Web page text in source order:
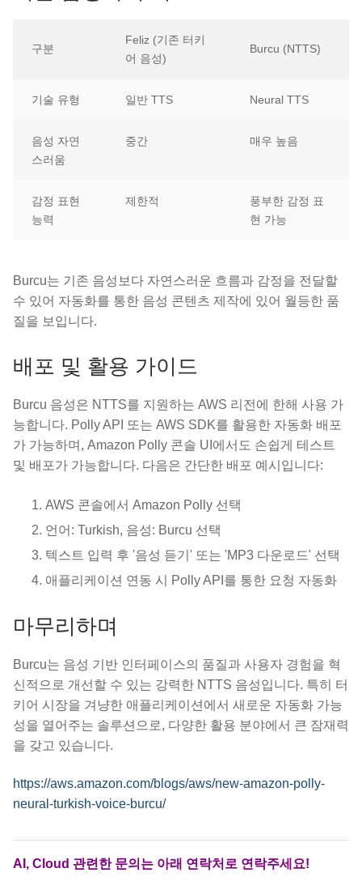
구분
Feliz (기존 터키
어 음성)
Burcu (NTTS)
기술 유형 일반 TTS Neural TTS
음성 자연
스러움
중간 매우 높음
감정 표현
능력
제한적
풍부한 감정 표
현 가능
Burcu는 기존 음성보다 자연스러운 흐름과 감정을 전달할
수 있어 자동화를 통한 음성 콘텐츠 제작에 있어 월등한 품
질을 보입니다.
배포 및 활용 가이드
Burcu 음성은 NTTS를 지원하는 AWS 리전에 한해 사용 가
능합니다. Polly API 또는 AWS SDK를 활용한 자동화 배포
가 가능하며, Amazon Polly 콘솔 UI에서도 손쉽게 테스트
및 배포가 가능합니다. 다음은 간단한 배포 예시입니다:
AWS 콘솔에서 Amazon Polly 선택
언어: Turkish, 음성: Burcu 선택
텍스트 입력 후 '음성 듣기' 또는 'MP3 다운로드' 선택
애플리케이션 연동 시 Polly API를 통한 요청 자동화
마무리하며
Burcu는 음성 기반 인터페이스의 품질과 사용자 경험을 혁
신적으로 개선할 수 있는 강력한 NTTS 음성입니다. 특히 터
키어 시장을 겨냥한 애플리케이션에서 새로운 자동화 가능
성을 열어주는 솔루션으로, 다양한 활용 분야에서 큰 잠재력
을 갖고 있습니다.
https://aws.amazon.com/blogs/aws/new-amazon-polly-
neural-turkish-voice-burcu/
AI, Cloud 관련한 문의는 아래 연락처로 연락주세요!